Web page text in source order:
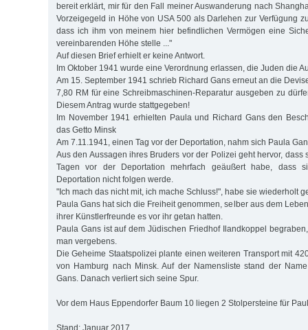
bereit erklärt, mir für den Fall meiner Auswanderung nach
Vorzeigegeld in Höhe von USA 500 als Darlehen zur Verfügung
dass ich ihm von meinem hier befindlichen Vermögen eine
vereinbarenden Höhe stelle ..."
Auf diesen Brief erhielt er keine Antwort.
Im Oktober 1941 wurde eine Verordnung erlassen, die Juden die
Am 15. September 1941 schrieb Richard Gans erneut an die
7,80 RM für eine Schreibmaschinen-Reparatur ausgeben zu
Diesem Antrag wurde stattgegeben!
Im November 1941 erhielten Paula und Richard Gans den
das Getto Minsk
Am 7.11.1941, einen Tag vor der Deportation, nahm sich Paula
Aus den Aussagen ihres Bruders vor der Polizei geht hervor, dass
Tagen vor der Deportation mehrfach geäußert habe, dass
Deportation nicht folgen werde.
"Ich mach das nicht mit, ich mache Schluss!", habe sie wiederholt
Paula Gans hat sich die Freiheit genommen, selber aus dem
ihrer Künstlerfreunde es vor ihr getan hatten.
Paula Gans ist auf dem Jüdischen Friedhof Ilandkoppel
man vergebens.
Die Geheime Staatspolizei plante einen weiteren Transport mit
von Hamburg nach Minsk. Auf der Namensliste stand der
Gans. Danach verliert sich seine Spur.
Vor dem Haus Eppendorfer Baum 10 liegen 2 Stolpersteine für
Stand: Januar 2017